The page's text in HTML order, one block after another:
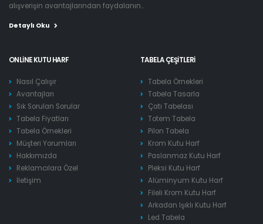
alışverişin avantajlarından faydalanın...
Detaylı Oku
ONLINE KUTU HARF
Nasıl Çalışır
Avantajları
Sık Sorulan Sorular
Tabela Fiyatları
Tabela Örnekleri
Müşteri Yorumları
Hakkımızda
Reklamcılara Özel
İletişim
TABELA ÇEŞITLERI
Tabela Örnekleri
Tabela Tasarla
Çatı Tabelası
Totem Tabela
Pilon Tabela
Krom Kutu Harf
Paslanmaz Kutu Harf
Pleksi Kutu Harf
Alüminyum Kutu Harf
Fileli Krom Kutu Harf
Arkadan Işıklı Kutu Harf
Led Tabela